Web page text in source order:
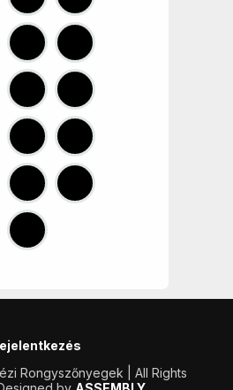
Rongyszőnyegek | All Rights